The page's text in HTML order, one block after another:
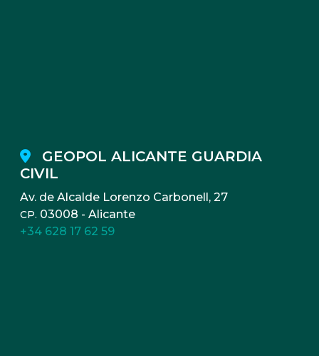
GEOPOL ALICANTE GUARDIA
CIVIL
Av. de Alcalde Lorenzo Carbonell, 27
CP. 03008 - Alicante
+34 628 17 62 59